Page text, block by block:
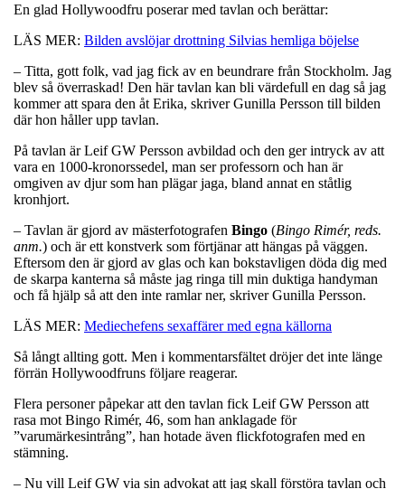
En glad Hollywoodfru poserar med tavlan och berättar:
LÄS MER: Bilden avslöjar drottning Silvias hemliga böjelse
– Titta, gott folk, vad jag fick av en beundrare från Stockholm. Jag
blev så överraskad! Den här tavlan kan bli värdefull en dag så jag
kommer att spara den åt Erika, skriver Gunilla Persson till bilden
där hon håller upp tavlan.
På tavlan är Leif GW Persson avbildad och den ger intryck av att
vara en 1000-kronorssedel, man ser professorn och han är
omgiven av djur som han plägar jaga, bland annat en ståtlig
kronhjort.
– Tavlan är gjord av mästerfotografen Bingo (Bingo Rimér, reds.
anm.) och är ett konstverk som förtjänar att hängas på väggen.
Eftersom den är gjord av glas och kan bokstavligen döda dig med
de skarpa kanterna så måste jag ringa till min duktiga handyman
och få hjälp så att den inte ramlar ner, skriver Gunilla Persson.
LÄS MER: Mediechefens sexaffärer med egna källorna
Så långt allting gott. Men i kommentarsfältet dröjer det inte länge
förrän Hollywoodfruns följare reagerar.
Flera personer påpekar att den tavlan fick Leif GW Persson att
rasa mot Bingo Rimér, 46, som han anklagade för
”varumärkesintrång”, han hotade även flickfotografen med en
stämning.
– Nu vill Leif GW via sin advokat att jag skall förstöra tavlan och